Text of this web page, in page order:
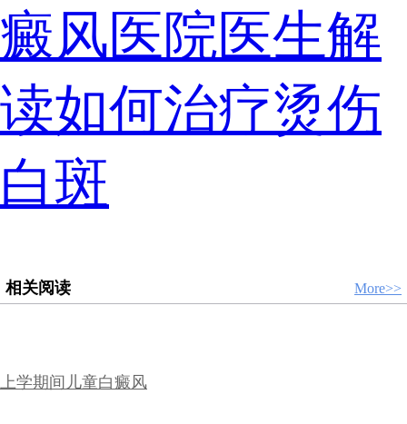
癜风医院医生解
读如何治疗烫伤
白斑
相关阅读 More>>
上学期间儿童白癜风